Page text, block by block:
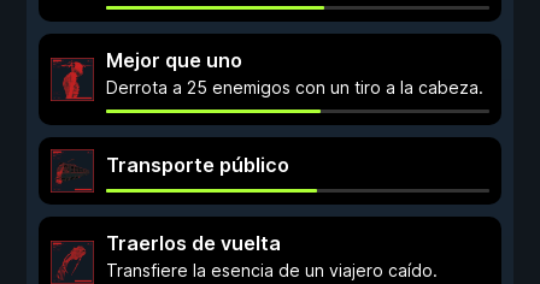
Mejor que uno
Derrota a 25 enemigos con un tiro a la cabeza.
Transporte público
Traerlos de vuelta
Transfiere la esencia de un viajero caído.